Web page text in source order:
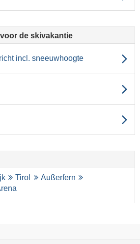
de skivakantie
incl. sneeuwhoogte
Tirol
Außerfern